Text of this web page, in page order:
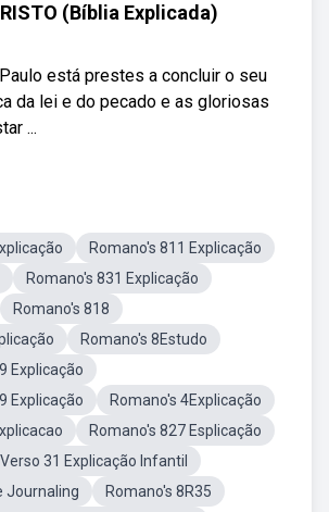
(Bíblia Explicada)
está prestes a concluir o seu
da lei e do pecado e as gloriosas
...
Romano's 811 Explicação
Romano's 831 Explicação
Romano's 818
Romano's 8Estudo
Explicação
Explicação
Romano's 4Explicação
Romano's 827 Esplicação
31 Explicação Infantil
Journaling
Romano's 8R35